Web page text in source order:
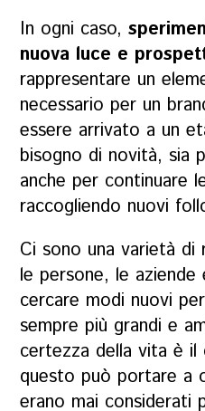
In ogni caso,
nuova luce e
rappresentare un
necessario per un
essere arrivato a un
bisogno di novità, sia
anche per continuare
raccogliendo nuovi
Ci sono una varietà di
le persone, le
cercare modi nuovi
sempre più grandi e
certezza della vita è il
questo può portare a
erano mai considerati